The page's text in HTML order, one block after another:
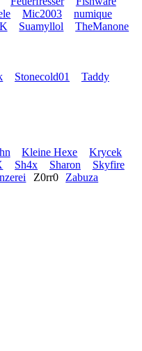
Mic2003
numique
Suamyllol
TheManone
Stonecold01 Taddy
Kleine Hexe
Krycek
Sh4x Sharon
Skyfire
Z0rr0 Zabuza